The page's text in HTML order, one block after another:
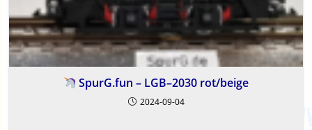
SpurG.fun – LGB–2030 rot/beige
2024-09-04